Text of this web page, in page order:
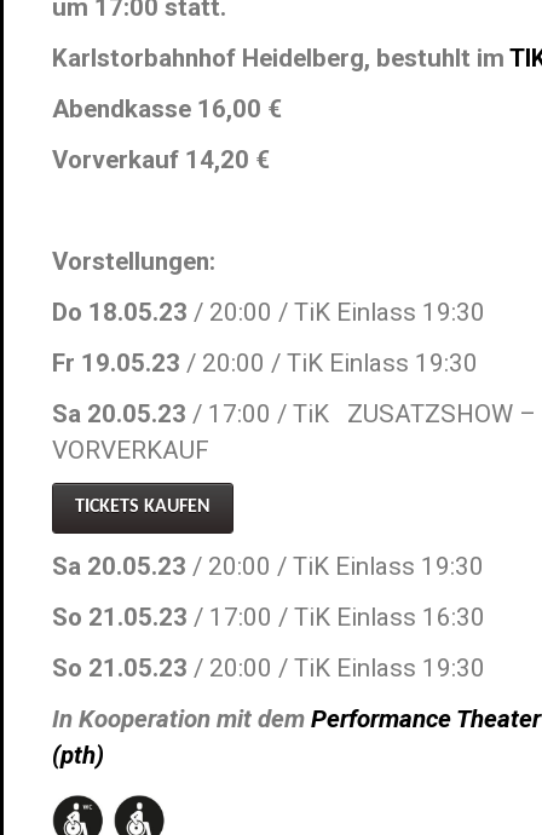
um 17:00 statt.
Karlstorbahnhof Heidelberg, bestuhlt im
Abendkasse 16,00 €
Vorverkauf 14,20 €
Vorstellungen:
Do 18.05.23 / 20:00 / TiK Einlass 19:30
Fr 19.05.23 / 20:00 / TiK Einlass 19:30
Sa 20.05.23 / 17:00 / TiK ZUSATZSHOW –
VORVERKAUF
TICKETS KAUFEN
Sa 20.05.23 / 20:00 / TiK Einlass 19:30
So 21.05.23 / 17:00 / TiK Einlass 16:30
So 21.05.23 / 20:00 / TiK Einlass 19:30
In Kooperation mit dem Performance
(pth)